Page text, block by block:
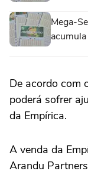
Mega-
De acordo com
poderá sofrer
da Empírica.
A venda da
Arandu